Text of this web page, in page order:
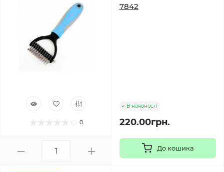
0
7842
В наявності
220.00грн.
До кошика